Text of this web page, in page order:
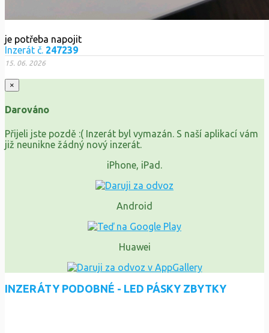
je potřeba napojit
Inzerát č. 247239
15. 06. 2026
×
Darováno
Přijeli jste pozdě :( Inzerát byl vymazán. S naší aplikací vám
již neunikne žádný nový inzerát.
iPhone, iPad.
Android
Huawei
INZERÁTY PODOBNÉ - LED PÁSKY ZBYTKY